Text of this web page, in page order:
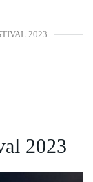
2023
2023